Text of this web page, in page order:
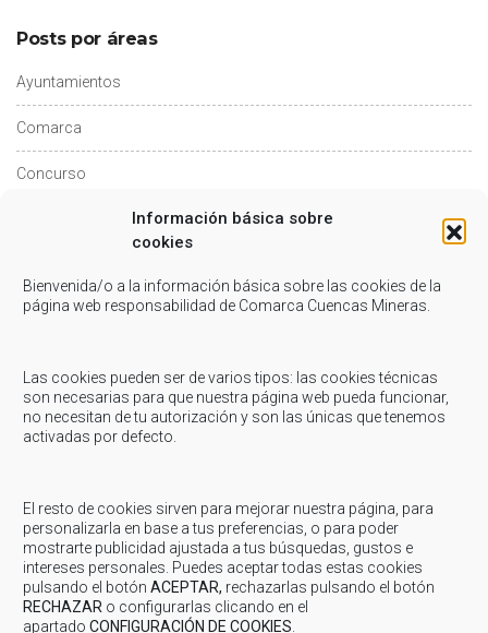
Información básica sobre
cookies
Bienvenida/o a la información básica sobre las cookies de la
página web responsabilidad de Comarca Cuencas Mineras.
Las cookies pueden ser de varios tipos: las cookies técnicas
son necesarias para que nuestra página web pueda funcionar,
no necesitan de tu autorización y son las únicas que tenemos
activadas por defecto.
El resto de cookies sirven para mejorar nuestra página, para
personalizarla en base a tus preferencias, o para poder
mostrarte publicidad ajustada a tus búsquedas, gustos e
intereses personales. Puedes aceptar todas estas cookies
pulsando el botón ACEPTAR, rechazarlas pulsando el botón
RECHAZAR o configurarlas clicando en el
apartado CONFIGURACIÓN DE COOKIES
Posts por áreas
Ayuntamientos
Comarca
Concurso
Deportes
IAM
Patrimonio
Servicios Sociales